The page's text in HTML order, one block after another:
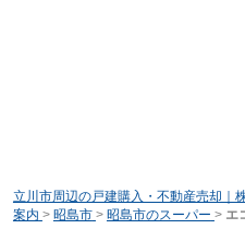
立川市周辺の戸建購入・不動産売却｜
案内 > 昭島市 > 昭島市のスーパー > エ